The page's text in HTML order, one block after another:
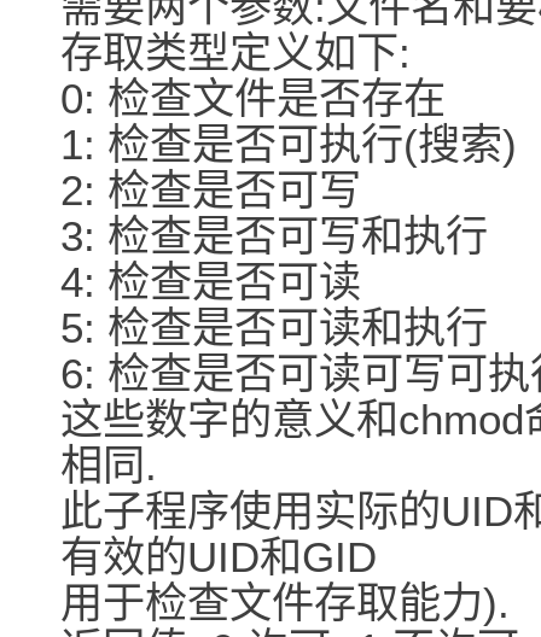
存取类型定义如下:
0: 检查文件是否存在
1: 检查是否可执行(搜索)
2: 检查是否可写
3: 检查是否可写和执行
4: 检查是否可读
5: 检查是否可读和执行
6: 检查是否可读可写可执
这些数字的意义和
相同.
此子程序使用实际的UID
有效的UID和GID
用于检查文件存取能力).